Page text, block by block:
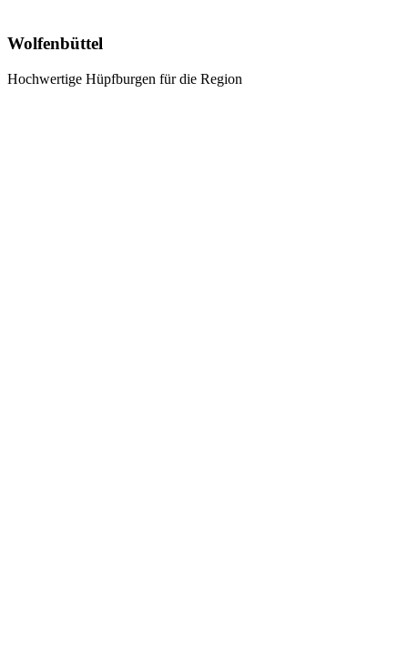
Wolfenbüttel
Hochwertige Hüpfburgen für die Region